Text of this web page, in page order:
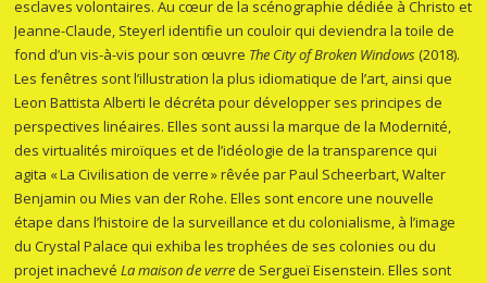
esclaves volontaires. Au cœur de la scénographie dédiée à Christo et
Jeanne-Claude, Steyerl identifie un couloir qui deviendra la toile de
fond d’un vis-à-vis pour son œuvre The City of Broken Windows (2018).
Les fenêtres sont l’illustration la plus idiomatique de l’art, ainsi que
Leon Battista Alberti le décréta pour développer ses principes de
perspectives linéaires. Elles sont aussi la marque de la Modernité,
des virtualités miroïques et de l’idéologie de la transparence qui
agita « La Civilisation de verre » rêvée par Paul Scheerbart, Walter
Benjamin ou Mies van der Rohe. Elles sont encore une nouvelle
étape dans l’histoire de la surveillance et du colonialisme, à l’image
du Crystal Palace qui exhiba les trophées de ses colonies ou du
projet inachevéLa maison de verre de Sergueï Eisenstein. Elles sont